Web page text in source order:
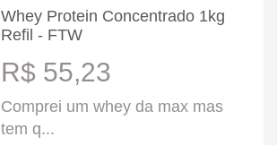
Whey Protein Concentrado 1kg
Refil - FTW
R$ 55,23
Comprei um whey da max mas
tem q...